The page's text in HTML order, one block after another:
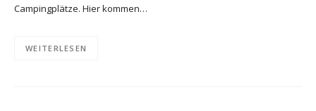
Campingplätze. Hier kommen…
WEITERLESEN